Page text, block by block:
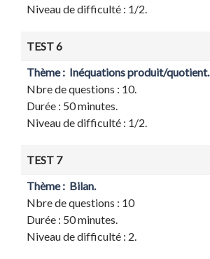
Niveau de difficulté : 1/2.
TEST 6
Thème : Inéquations produit/quotient.
Nbre de questions : 10.
Durée : 50 minutes.
Niveau de difficulté : 1/2.
TEST 7
Thème : Bilan.
Nbre de questions : 10
Durée : 50 minutes.
Niveau de difficulté : 2.